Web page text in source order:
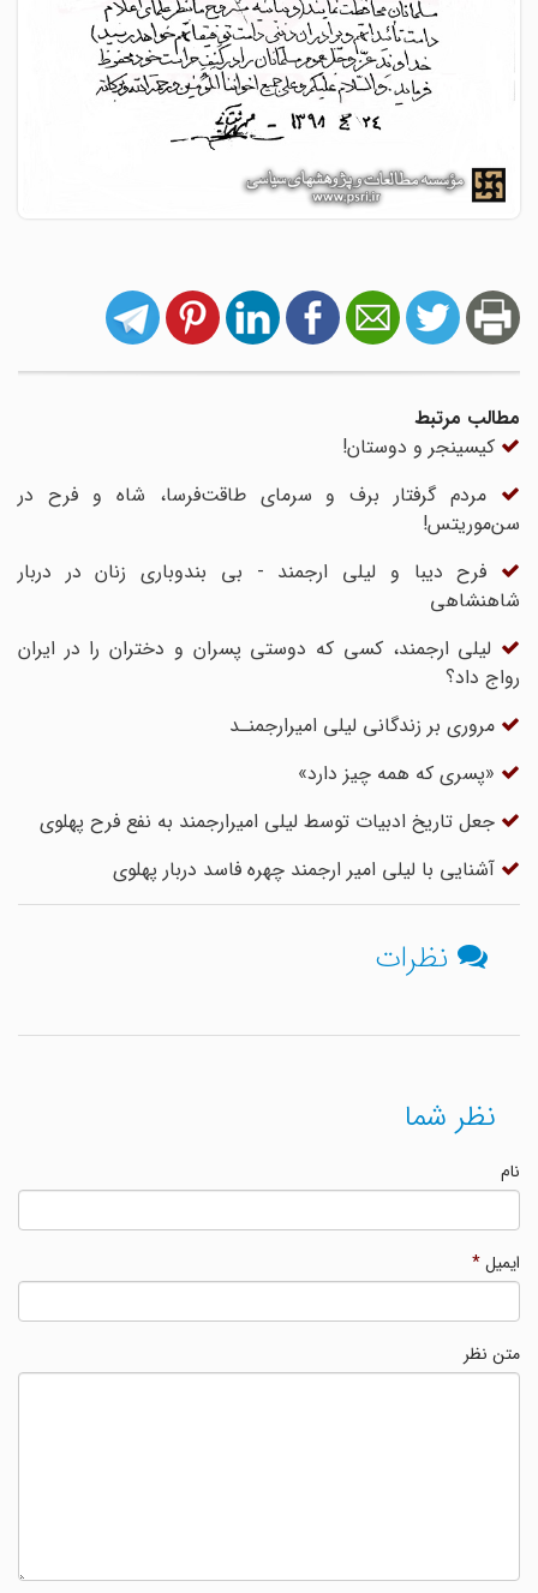
مطالب مرتبط
کیسینجر و دوستان!
مردم گرفتار برف و سرمای طاقت‌فرسا، شاه و فرح در
سن‌موریتس!
فرح دیبا و لیلی ارجمند - بی بندوباری زنان در دربار
شاهنشاهی
لیلی ارجمند، کسی که دوستی پسران و دختران را در ایران
رواج داد؟
مروری بر زندگانی لیلى امیرارجمنـد
«پسری که همه چیز دارد»
جعل تاریخ ادبیات توسط لیلی امیرارجمند به نفع فرح پهلوی
آشنایی با لیلی امیر ارجمند چهره فاسد دربار پهلوی
نظرات
نظر شما
ایمیل*
متن نظر